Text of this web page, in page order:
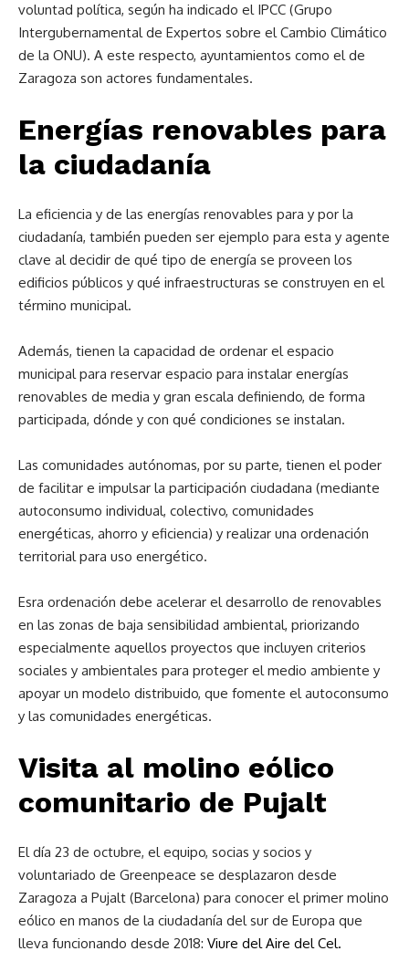
voluntad política, según ha indicado el IPCC (Grupo
Intergubernamental de Expertos sobre el Cambio Climático
de la ONU). A este respecto, ayuntamientos como el de
Zaragoza son actores fundamentales.
Energías renovables para
la ciudadanía
La eficiencia y de las energías renovables para y por la
ciudadanía, también pueden ser ejemplo para esta y agente
clave al decidir de qué tipo de energía se proveen los
edificios públicos y qué infraestructuras se construyen en el
término municipal.
Además, tienen la capacidad de ordenar el espacio
municipal para reservar espacio para instalar energías
renovables de media y gran escala definiendo, de forma
participada, dónde y con qué condiciones se instalan.
Las comunidades autónomas, por su parte, tienen el poder
de facilitar e impulsar la participación ciudadana (mediante
autoconsumo individual, colectivo, comunidades
energéticas, ahorro y eficiencia) y realizar una ordenación
territorial para uso energético.
Esra ordenación debe acelerar el desarrollo de renovables
en las zonas de baja sensibilidad ambiental, priorizando
especialmente aquellos proyectos que incluyen criterios
sociales y ambientales para proteger el medio ambiente y
apoyar un modelo distribuido, que fomente el autoconsumo
y las comunidades energéticas.
Visita al molino eólico
comunitario de Pujalt
El día 23 de octubre, el equipo, socias y socios y
voluntariado de Greenpeace se desplazaron desde
Zaragoza a Pujalt (Barcelona) para conocer el primer molino
eólico en manos de la ciudadanía del sur de Europa que
lleva funcionando desde 2018: Viure del Aire del Cel.